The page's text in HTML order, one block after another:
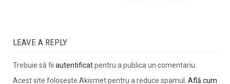
LEAVE A REPLY
Trebuie să fii autentificatpentru a publica un comentariu.
Acest site folosește Akismet pentru a reduce spamul. Află cum